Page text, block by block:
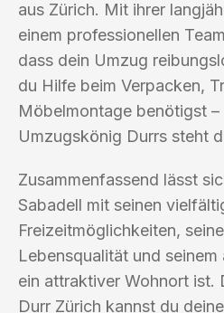
aus Zürich. Mit ihrer
einem professionellen
dass dein Umzug
du Hilfe beim Verpacken,
Möbelmontage benötigst –
Umzugskönig Durrs steht
Zusammenfassend lässt
Sabadell mit seinen
Freizeitmöglichkeiten,
Lebensqualität und seinem
ein attraktiver Wohnort ist.
Durr Zürich kannst du